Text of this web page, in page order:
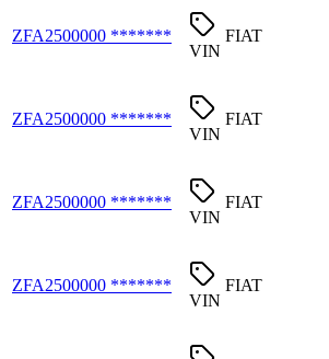
ZFA2500000 *******
VIN
FIAT
ZFA2500000 *******
VIN
FIAT
ZFA2500000 *******
VIN
FIAT
ZFA2500000 *******
VIN
FIAT